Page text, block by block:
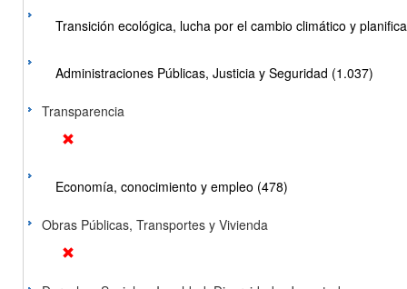
Transición ecológica, lucha por el cambio climático y
Administraciones Públicas, Justicia y Seguridad (1.037)
Transparencia
Economía, conocimiento y empleo (478)
Obras Públicas, Transportes y Vivienda